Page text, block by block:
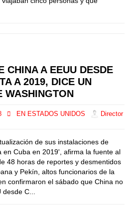
CHINA A EEUU DESDE
A 2019, DICE UN
WASHINGTON
EN ESTADOS UNIDOS
Director
de sus instalaciones de
en Cuba en 2019', afirma la fuente al
48 horas de reportes y desmentidos
y Pekín, altos funcionarios de la
confirmaron el sábado que China no
desde C...